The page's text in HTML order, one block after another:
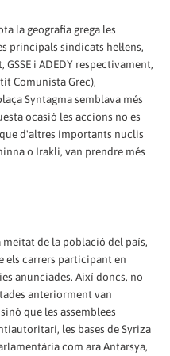
la geografia grega les
principals sindicats hel·lens,
i ADEDY respectivament,
Comunista Grec),
Syntagma semblava més
ocasió les accions no es
d'altres importants nuclis
o Irakli, van prendre més
meitat de la població del país,
els carrers participant en
anunciades. Així doncs, no
anteriorment van
que les assemblees
les bases de Syriza
com ara Antarsya,